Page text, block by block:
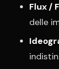
Flux /
delle